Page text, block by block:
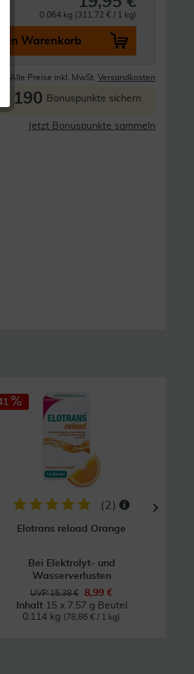
0.064 kg (311,72 € / 1 kg)
den Warenkorb
Alle Preise inkl. MwSt. Versandkosten
190 Bonuspunkte sichern
Jetzt Bonuspunkte sammeln
(2 )
Elotrans reload Orange
Bei Elektrolyt- und
Wasserverlusten
UVP 15,38 €
8,99 €
Inhalt 15 x 7.57 g Beutel
0.114 kg (78,86 € / 1 kg)